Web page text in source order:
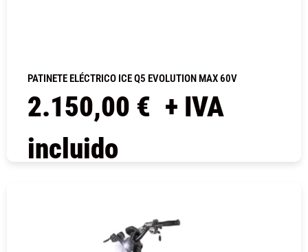
PATINETE ELÉCTRICO ICE Q5 EVOLUTION MAX 60V
2.150,00 € + IVA
incluido